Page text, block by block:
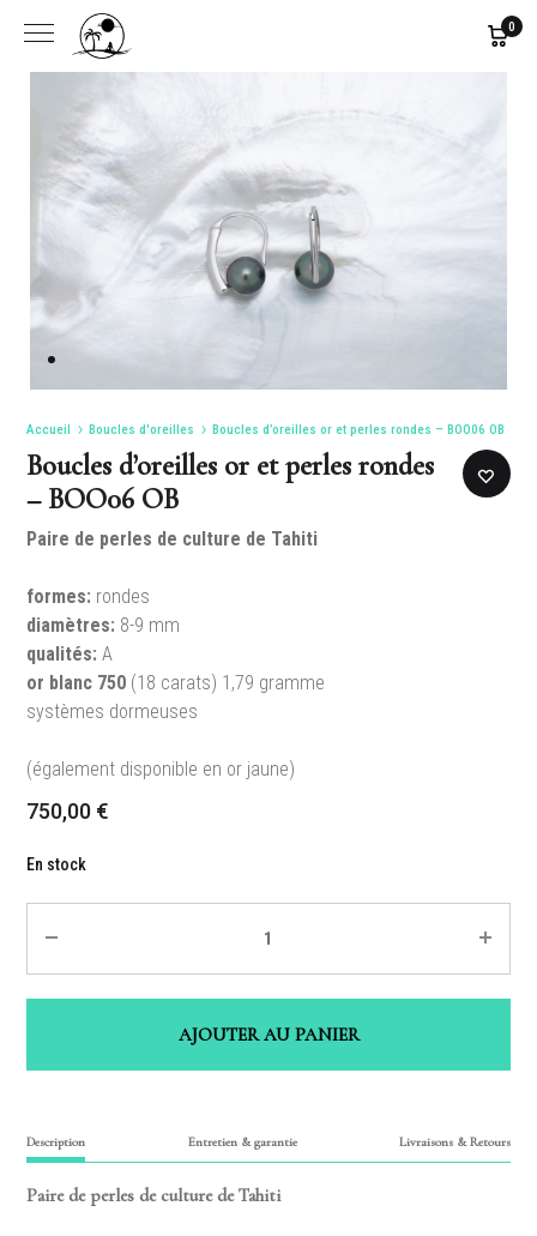
0
Accueil Boucles d'oreilles Boucles d’oreilles or et perles rondes – BOO06 OB
Boucles d’oreilles or et perles rondes
– BOO06 OB
Paire de perles de culture de Tahiti
formes: rondes
diamètres: 8-9 mm
qualités: A
or blanc 750 (18 carats) 1,79 gramme
systèmes dormeuses
(également disponible en or jaune)
750,00 €
En stock
AJOUTER AU PANIER
Description Entretien & garantie Livraisons & Retours
Paire de perles de culture de Tahiti